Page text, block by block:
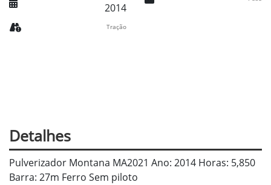
2014
Tração
Detalhes
Pulverizador Montana MA2021 Ano: 2014 Horas: 5,850
Barra: 27m Ferro Sem piloto